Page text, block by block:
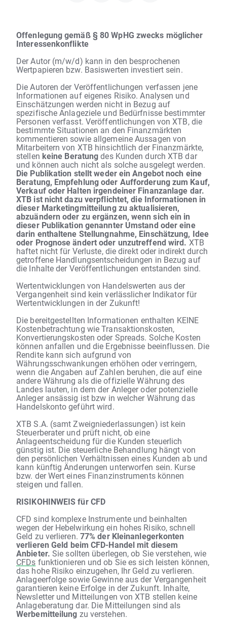
Offenlegung gemäß § 80 WpHG zwecks möglicher
Interessenkonflikte
Der Autor (m/w/d) kann in den besprochenen
Wertpapieren bzw. Basiswerten investiert sein.
Die Autoren der Veröffentlichungen verfassen jene
Informationen auf eigenes Risiko. Analysen und
Einschätzungen werden nicht in Bezug auf
spezifische Anlageziele und Bedürfnisse bestimmter
Personen verfasst. Veröffentlichungen von XTB, die
bestimmte Situationen an den Finanzmärkten
kommentieren sowie allgemeine Aussagen von
Mitarbeitern von XTB hinsichtlich der Finanzmärkte,
stellen keine Beratungdes Kunden durch XTB dar
und können auch nicht als solche ausgelegt werden.
Die Publikation stellt weder ein Angebot noch eine
Beratung, Empfehlung oder Aufforderung zum Kauf,
Verkauf oder Halten irgendeiner Finanzanlage dar.
XTB ist nicht dazu verpflichtet, die Informationen in
dieser Marketingmitteilung zu aktualisieren,
abzuändern oder zu ergänzen, wenn sich ein in
dieser Publikation genannter Umstand oder eine
darin enthaltene Stellungnahme, Einschätzung, Idee
oder Prognose ändert oder unzutreffend wird. XTB
haftet nicht für Verluste, die direkt oder indirekt durch
getroffene Handlungsentscheidungen in Bezug auf
die Inhalte der Veröffentlichungen entstanden sind.
Wertentwicklungen von Handelswerten aus der
Vergangenheit sind kein verlässlicher Indikator für
Wertentwicklungen in der Zukunft!
Die bereitgestellten Informationen enthalten KEINE
Kostenbetrachtung wie Transaktionskosten,
Konvertierungskosten oder Spreads. Solche Kosten
können anfallen und die Ergebnisse beeinflussen. Die
Rendite kann sich aufgrund von
Währungsschwankungen erhöhen oder verringern,
wenn die Angaben auf Zahlen beruhen, die auf eine
andere Währung als die offizielle Währung des
Landes lauten, in dem der Anleger oder potenzielle
Anleger ansässig ist bzw in welcher Währung das
Handelskonto geführt wird.
XTB S.A. (samt Zweigniederlassungen) ist kein
Steuerberater und prüft nicht, ob eine
Anlageentscheidung für die Kunden steuerlich
günstig ist. Die steuerliche Behandlung hängt von
den persönlichen Verhältnissen eines Kunden ab und
kann künftig Änderungen unterworfen sein. Kurse
bzw. der Wert eines Finanzinstruments können
steigen und fallen.
RISIKOHINWEIS für CFD
CFD sind komplexe Instrumente und beinhalten
wegen der Hebelwirkung ein hohes Risiko, schnell
Geld zu verlieren. 77% der Kleinanlegerkonten
verlieren Geld beim CFD-Handel mit diesem
Anbieter. Sie sollten überlegen, ob Sie verstehen, wie
CFDs funktionieren und ob Sie es sich leisten können,
das hohe Risiko einzugehen, Ihr Geld zu verlieren.
Anlageerfolge sowie Gewinne aus der Vergangenheit
garantieren keine Erfolge in der Zukunft. Inhalte,
Newsletter und Mitteilungen von XTB stellen keine
Anlageberatung dar. Die Mitteilungen sind als
Werbemitteilung zu verstehen.